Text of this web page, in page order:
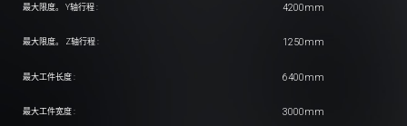
最大限度。 Y轴行程 : 4200mm
最大限度。 Z轴行程 : 1250mm
最大工件长度 : 6400mm
最大工件宽度 : 3000mm